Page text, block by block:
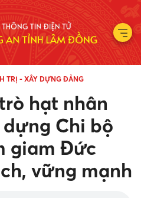
TRỊ - XÂY DỰNG ĐẢNG
hạt nhân
Chi bộ
giam Đức
vững mạnh